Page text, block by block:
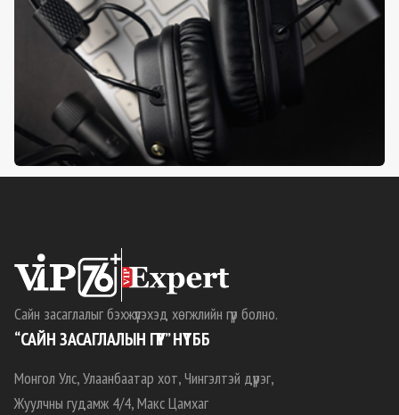
Сайн засаглалыг бэхжүүлэхэд хөгжлийн гүүр болно.
“САЙН ЗАСАГЛАЛЫН ГҮҮР” НҮТББ
Монгол Улс, Улаанбаатар хот, Чингэлтэй дүүрэг,
Жуулчны гудамж 4/4, Макс Цамхаг